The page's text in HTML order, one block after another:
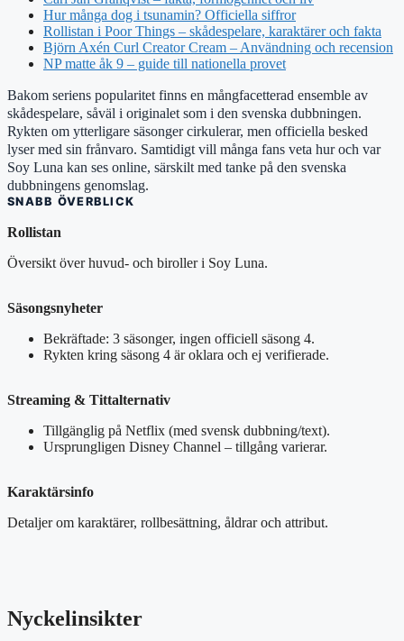
Hur många dog i tsunamin? Officiella siffror
Rollistan i Poor Things – skådespelare, karaktärer och fakta
Björn Axén Curl Creator Cream – Användning och recension
NP matte åk 9 – guide till nationella provet
Bakom seriens popularitet finns en mångfacetterad ensemble av
skådespelare, såväl i originalet som i den svenska dubbningen.
Rykten om ytterligare säsonger cirkulerar, men officiella besked
lyser med sin frånvaro. Samtidigt vill många fans veta hur och var
Soy Luna kan ses online, särskilt med tanke på den svenska
dubbningens genomslag.
SNABB ÖVERBLICK
Rollistan
Översikt över huvud- och biroller i Soy Luna.
Säsongsnyheter
Bekräftade: 3 säsonger, ingen officiell säsong 4.
Rykten kring säsong 4 är oklara och ej verifierade.
Streaming & Tittalternativ
Tillgänglig på Netflix (med svensk dubbning/text).
Ursprungligen Disney Channel – tillgång varierar.
Karaktärsinfo
Detaljer om karaktärer, rollbesättning, åldrar och attribut.
Nyckelinsikter